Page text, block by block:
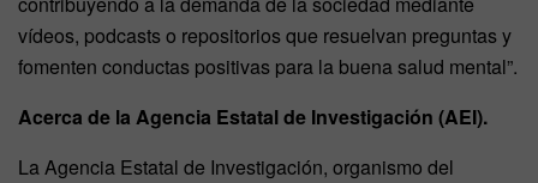
vídeos, podcasts o repositorios que resuelvan preguntas y
fomenten conductas positivas para la buena salud mental”.
Acerca de la Agencia Estatal de Investigación (AEI).
La Agencia Estatal de Investigación, organismo del